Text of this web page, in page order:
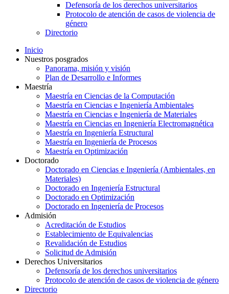
Defensoría de los derechos universitarios
Protocolo de atención de casos de violencia de
género
Directorio
Inicio
Nuestros posgrados
Panorama, misión y visión
Plan de Desarrollo e Informes
Maestría
Maestría en Ciencias de la Computación
Maestría en Ciencias e Ingeniería Ambientales
Maestría en Ciencias e Ingeniería de Materiales
Maestría en Ciencias en Ingeniería Electromagnética
Maestría en Ingeniería Estructural
Maestría en Ingeniería de Procesos
Maestría en Optimización
Doctorado
Doctorado en Ciencias e Ingeniería (Ambientales, en
Materiales)
Doctorado en Ingeniería Estructural
Doctorado en Optimización
Doctorado en Ingeniería de Procesos
Admisión
Acreditación de Estudios
Establecimiento de Equivalencias
Revalidación de Estudios
Solicitud de Admisión
Derechos Universitarios
Defensoría de los derechos universitarios
Protocolo de atención de casos de violencia de género
Directorio